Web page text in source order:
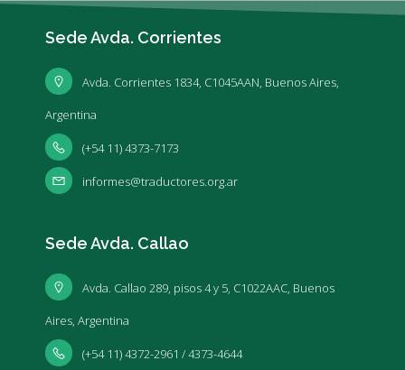
Sede Avda. Corrientes
Avda. Corrientes 1834, C1045AAN, Buenos Aires,
Argentina
(+54 11) 4373-7173
informes@traductores.org.ar
Sede Avda. Callao
Avda. Callao 289, pisos 4 y 5, C1022AAC, Buenos
Aires, Argentina
(+54 11) 4372-2961 / 4373-4644